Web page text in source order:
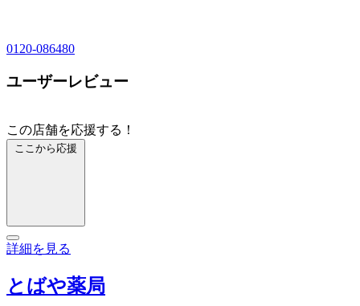
0120-086480
ユーザーレビュー
この店舗を応援する！
ここから応援
詳細を見る
とばや薬局